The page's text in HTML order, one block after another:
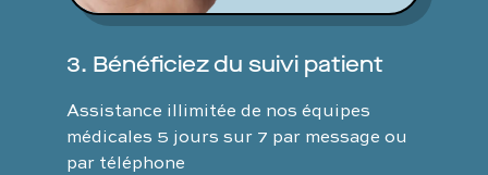
3. Bénéficiez du suivi patient
Assistance illimitée de nos équipes
médicales 5 jours sur 7 par message ou
par téléphone